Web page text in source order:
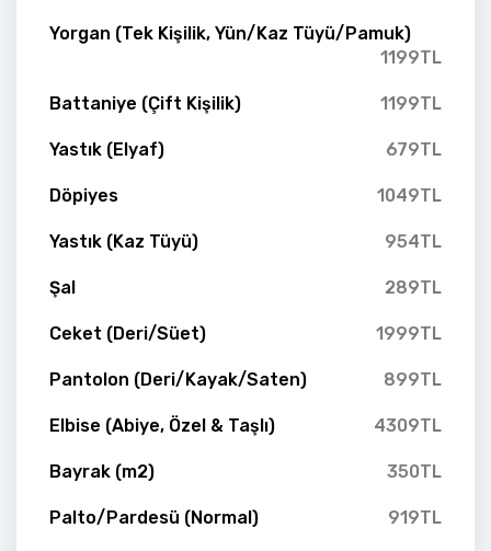
Yorgan (Tek Kişilik, Yün/Kaz Tüyü/Pamuk)
1199TL
Battaniye (Çift Kişilik) 1199TL
Yastık (Elyaf) 679TL
Döpiyes 1049TL
Yastık (Kaz Tüyü) 954TL
Şal 289TL
Ceket (Deri/Süet) 1999TL
Pantolon (Deri/Kayak/Saten) 899TL
Elbise (Abiye, Özel & Taşlı) 4309TL
Bayrak (m2) 350TL
Palto/Pardesü (Normal) 919TL